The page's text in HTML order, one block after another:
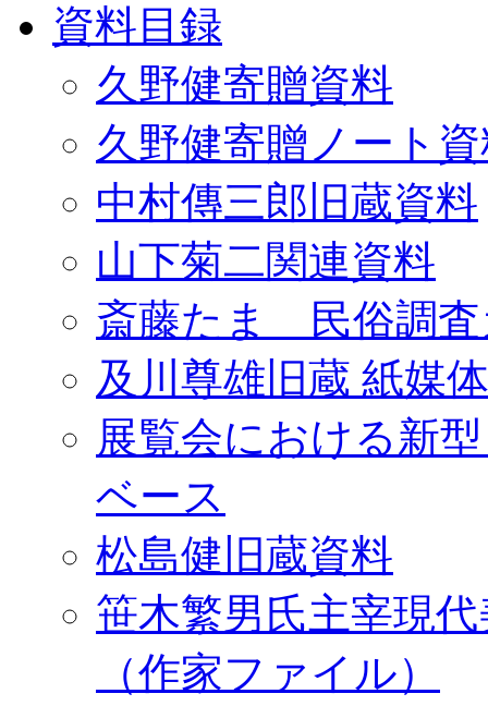
資料目録
久野健寄贈資料
久野健寄贈ノート
中村傳三郎旧蔵資料
山下菊二関連資料
斎藤たま 民俗調査
及川尊雄旧蔵 紙媒
展覧会における新
ベース
松島健旧蔵資料
笹木繁男氏主宰現
（作家ファイル）